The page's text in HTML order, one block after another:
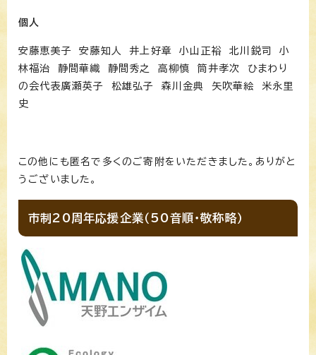
個人
安藤恵美子 安藤知人 井上好章 小山正裕 北川鋭司 小
林福治 静間華織 静間秀之 高柳慎 筒井孝次 ひまわり
の会代表廣瀬英子 松雄弘子 森川金典 矢吹華絵 米永里
史
この他にも匿名で多くのご寄附をいただきました。ありがと
うございました。
市制20周年応援企業（50音順・敬称略）